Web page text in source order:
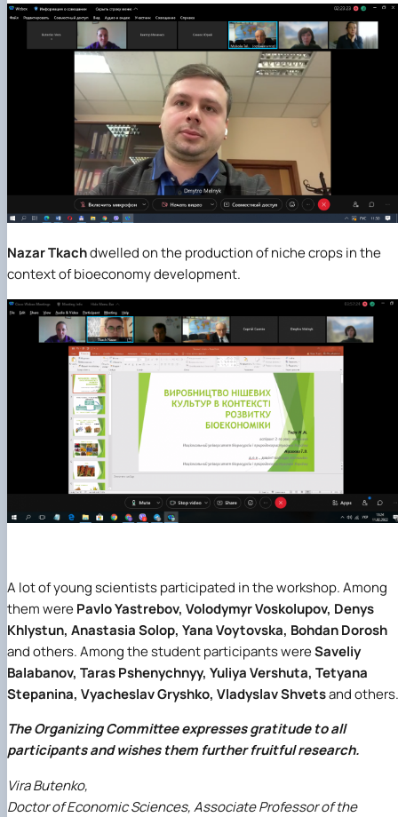
Nazar Tkachdwelled on the production of niche crops in the
context of bioeconomy development.
A lot of young scientists participated in the workshop. Among
them werePavlo Yastrebov, Volodymyr Voskolupov, Denys
Khlystun, Anastasia Solop, Yana Voytovska, Bohdan Dorosh
and others. Among the student participants wereSaveliy
Balabanov, Taras Pshenychnyy, Yuliya Vershuta, Tetyana
Stepanina, Vyacheslav Gryshko, Vladyslav Shvetsand others.
The Organizing Committee expresses gratitude to all
participants and wishes them further fruitful research.
Vira Butenko,
Doctor of Economic Sciences, Associate Professor of the